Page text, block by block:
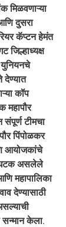
दुसरा
कॅप्टन हेमंत
जिल्हाध्यक्ष
देण्यात
कॉप
महापौर
संपूर्ण टीमचा
पिंपोळकर
आयोजकांचे
घटक असलेले
महापालिका
देण्यासाठी
केला.